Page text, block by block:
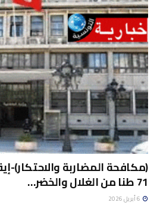
71 طنا من الغلال والخضر…